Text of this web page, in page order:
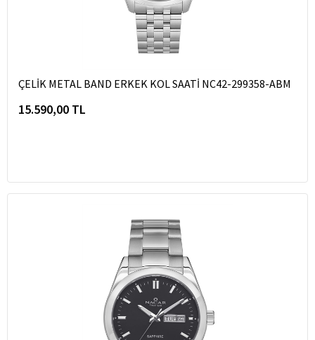
ÇELİK METAL BAND ERKEK KOL SAATİ NC42-299358-ABM
15.590,00 TL